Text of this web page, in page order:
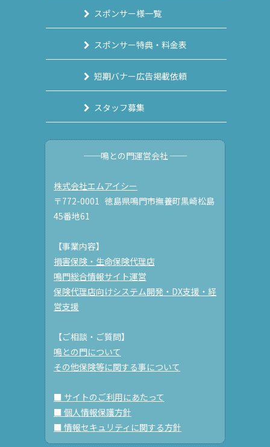
スポンサー様一覧
スポンサー特典・料金表
短期バナー広告掲載依頼
スタッフ募集
──鳴との門運営会社 ──
株式会社エムアイシー
〒772-0001 徳島県鳴門市撫養町黒崎松島
45番地61
【事業内容】
損害保険・生命保険代理店
鳴門総合情報サイト運営
保険代理店向けシステム開発・DX支援・経
営支援
【ご相談・ご質問】
鳴との門について
その他保険等に関する事について
■ サイトのご利用にあたって
■ 個人情報保護方針
■ 情報セキュリティに関する方針